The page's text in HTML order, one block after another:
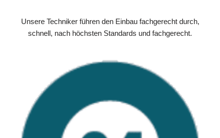
Unsere Techniker führen den Einbau fachgerecht durch,
schnell, nach höchsten Standards und fachgerecht.